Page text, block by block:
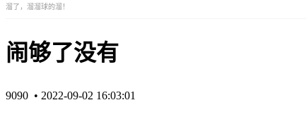
溜了，溜溜球的溜！
闹够了没有
9090 • 2022-09-02 16:03:01